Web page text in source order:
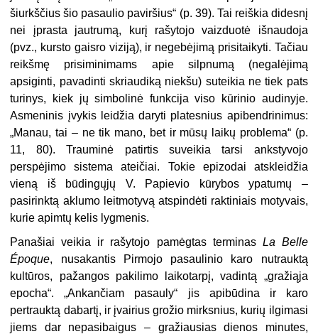
šiurkščius šio pasaulio paviršius“ (p. 39). Tai reiškia didesnį
nei įprasta jautrumą, kurį rašytojo vaizduotė išnaudoja
(pvz., kursto gaisro viziją), ir negebėjimą prisitaikyti. Tačiau
reikšmę prisiminimams apie silpnumą (negalėjimą
apsiginti, pavadinti skriaudiką niekšu) suteikia ne tiek pats
turinys, kiek jų simbolinė funkcija viso kūrinio audinyje.
Asmeninis įvykis leidžia daryti platesnius apibendrinimus:
„Manau, tai – ne tik mano, bet ir mūsų laikų problema“ (p.
11, 80). Trauminė patirtis suveikia tarsi ankstyvojo
perspėjimo sistema ateičiai. Tokie epizodai atskleidžia
vieną iš būdingųjų V. Papievio kūrybos ypatumų –
pasirinktą aklumo leitmotyvą atspindėti raktiniais motyvais,
kurie apimtų kelis lygmenis.
Panašiai veikia ir rašytojo pamėgtas terminas La Belle
Époque, nusakantis Pirmojo pasaulinio karo nutrauktą
kultūros, pažangos pakilimo laikotarpį, vadintą „gražiąja
epocha“. „Ankančiam pasauly“ jis apibūdina ir karo
pertrauktą dabartį, ir įvairius grožio mirksnius, kurių ilgimasi
jiems dar nepasibaigus – gražiausias dienos minutes,